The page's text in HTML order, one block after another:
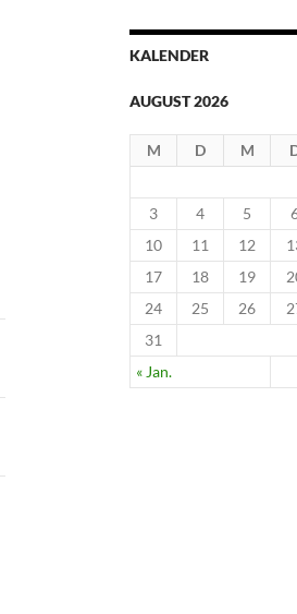
KALENDER
AUGUST 2026
M D M
« Jan.
3
4 5
10
11 12
17
18 19
24
25 26
31